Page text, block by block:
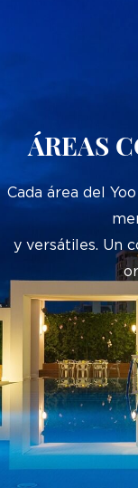
ÁREAS
Cada área del
y versátiles. Un